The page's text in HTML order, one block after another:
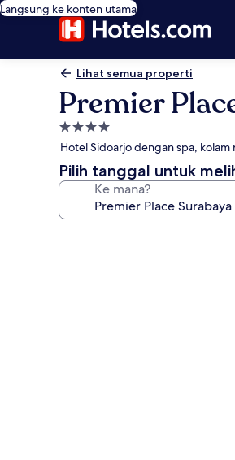
Langsung ke konten utama
Lihat semua properti
Premier
Properti
bintang
4.0
Hotel Sidoarjo dengan spa,
Pilih tanggal untuk
Ke mana?